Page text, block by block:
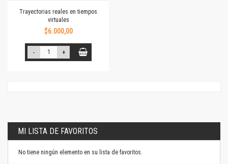
Trayectorias reales en tiempos
virtuales
$6.000,00
- +
MI LISTA DE FAVORITOS
No tiene ningún elemento en su lista de favoritos.